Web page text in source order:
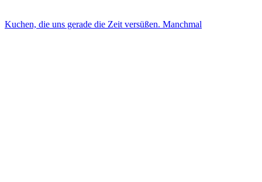
Kuchen, die uns gerade die Zeit versüßen. Manchmal